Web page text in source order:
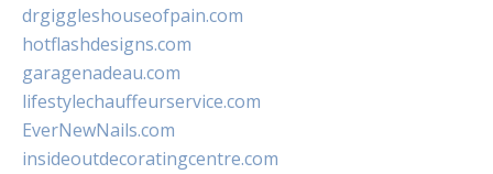
drgiggleshouseofpain.com
hotflashdesigns.com
garagenadeau.com
lifestylechauffeurservice.com
EverNewNails.com
insideoutdecoratingcentre.com